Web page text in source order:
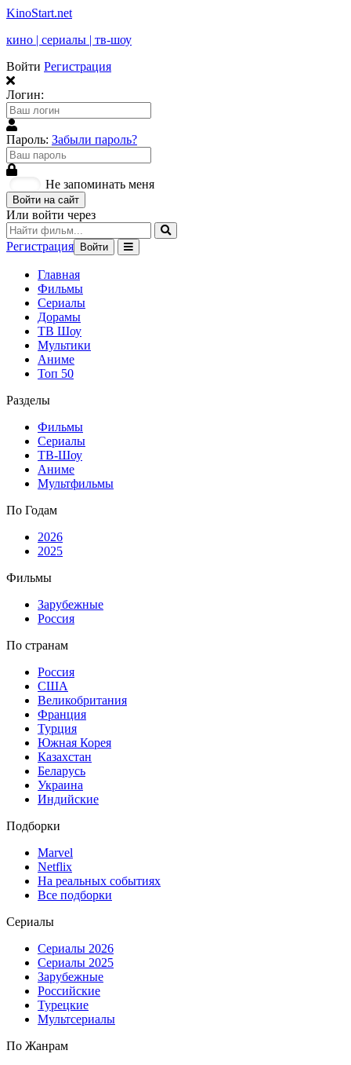
KinoStart.net
кино | сериалы | тв-шоу
Войти Регистрация
Логин:
Пароль: Забыли пароль?
Не запоминать меня
Войти на сайт
Или войти через
Регистрация Войти
Главная
Фильмы
Сериалы
Дорамы
ТВ Шоу
Мультики
Аниме
Топ 50
Разделы
Фильмы
Сериалы
ТВ-Шоу
Аниме
Мультфильмы
По Годам
2026
2025
Фильмы
Зарубежные
Россия
По странам
Россия
США
Великобритания
Франция
Турция
Южная Корея
Казахстан
Беларусь
Украина
Индийские
Подборки
Marvel
Netflix
На реальных событиях
Все подборки
Сериалы
Сериалы 2026
Сериалы 2025
Зарубежные
Российские
Турецкие
Мультсериалы
По Жанрам